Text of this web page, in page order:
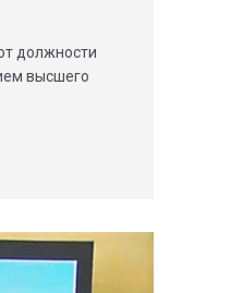
должности
высшего